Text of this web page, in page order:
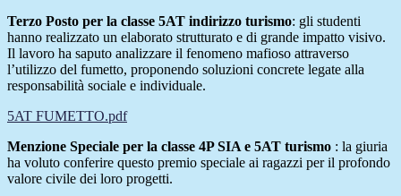
Terzo Posto per la classe 5AT indirizzo turismo: gli studenti
hanno realizzato un elaborato strutturato e di grande impatto visivo.
Il lavoro ha saputo analizzare il fenomeno mafioso attraverso
l’utilizzo del fumetto, proponendo soluzioni concrete legate alla
responsabilità sociale e individuale.
5AT FUMETTO.pdf
Menzione Speciale per la classe 4P SIA e 5AT turismo : la giuria
ha voluto conferire questo premio speciale ai ragazzi per il profondo
valore civile dei loro progetti.